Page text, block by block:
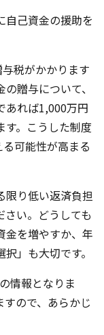
自己資金の援助を
税がかかります
贈与について、
あれば1,000万円
す。こうした制度
可能性が高まる
限り低い返済負担
い。どうしても
金を増やすか、年
」も大切です。
情報となりま
ので、あらかじ